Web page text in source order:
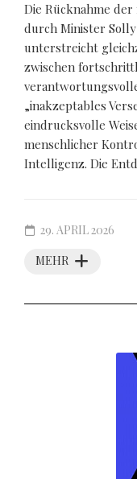
Die Rücknahme
durch Minister
unterstreicht
zwischen
„inakzeptables
eindrucksvolle
menschlicher
Intelligenz. Die
MEHR
29. APRIL 2026